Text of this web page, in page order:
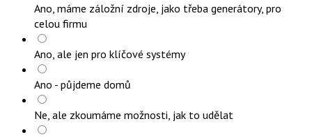
Ano, máme záložní zdroje, jako třeba generátory, pro
celou firmu
Ano, ale jen pro klíčové systémy
Ano - půjdeme domů
Ne, ale zkoumáme možnosti, jak to udělat